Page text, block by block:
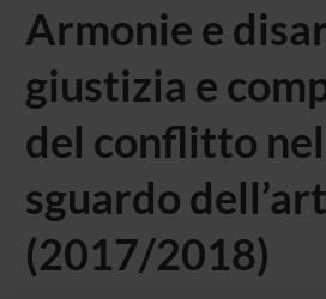
Armonie e
giustizia e
del conflitto
sguardo
(2017/2018)